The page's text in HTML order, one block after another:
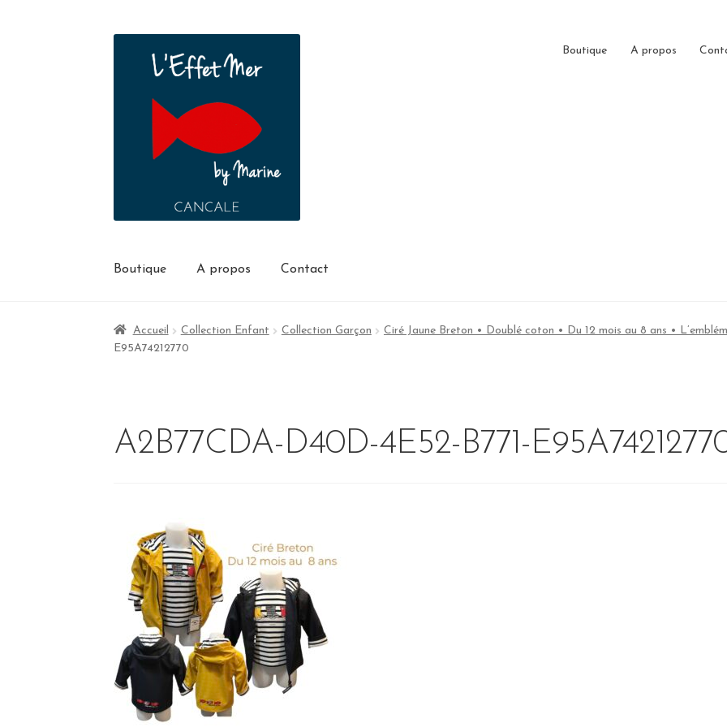
Boutique A propos
Boutique A propos Contact
Accueil Collection Enfant Collection Garçon
Ciré Jaune Breton • Doublé coton • Du 12 mois au 8 ans •
E95A74212770
A2B77CDA-D40D-4E52-B771-